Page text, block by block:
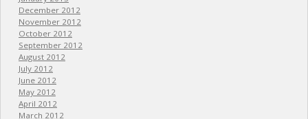
December 2012
November 2012
October 2012
September 2012
August 2012
July 2012
June 2012
May 2012
April 2012
March 2012